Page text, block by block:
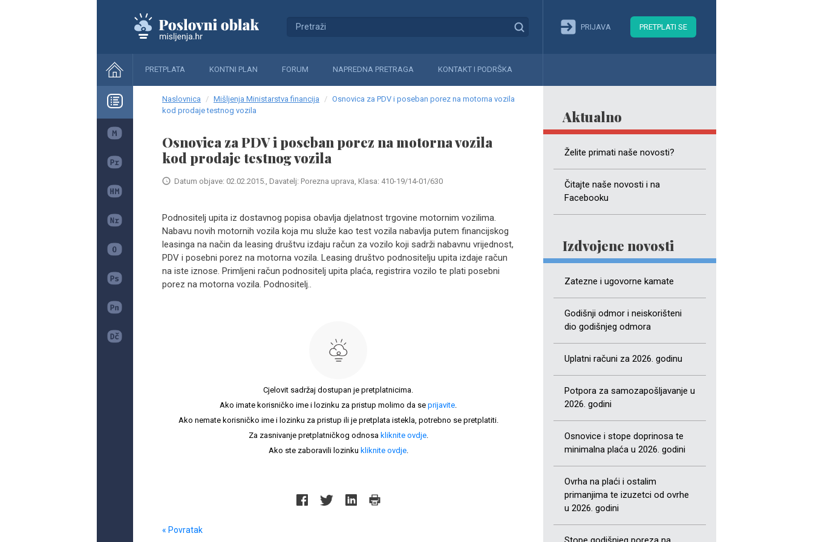
PRIJAVA PRETPLATI SE
PRETPLATA KONTNI PLAN FORUM NAPREDNA PRETRAGA KONTAKT I PODRŠKA
Aktualno
Želite primati naše novosti?
Čitajte naše novosti i na
Facebooku
Izdvojene novosti
Zatezne i ugovorne kamate
Godišnji odmor i neiskorišteni
dio godišnjeg odmora
Uplatni računi za 2026. godinu
Potpora za samozapošljavanje u
2026. godini
Osnovice i stope doprinosa te
minimalna plaća u 2026. godini
Ovrha na plaći i ostalim
primanjima te izuzetci od ovrhe
u 2026. godini
Naslovnica Mišljenja Ministarstva financija
Osnovica za PDV i poseban porez na motorna vozila
kod prodaje testnog vozila
Osnovica za PDV i poseban porez na motorna vozila
kod prodaje testnog vozila
Datum objave: 02.02.2015., Davatelj: Porezna uprava, Klasa: 410-19/14-01/630
Podnositelj upita iz dostavnog popisa obavlja djelatnost trgovine motornim vozilima.
Nabavu novih motornih vozila koja mu služe kao test vozila nabavlja putem financijskog
leasinga na način da leasing društvu izdaju račun za vozilo koji sadrži nabavnu vrijednost,
PDV i posebni porez na motorna vozila. Leasing društvo podnositelju upita izdaje račun
na iste iznose. Primljeni račun podnositelj upita plaća, registrira vozilo te plati posebni
porez na motorna vozila. Podnositelj..
Cjelovit sadržaj dostupan je pretplatnicima.
Ako imate korisničko ime i lozinku za pristup molimo da se prijavite.
Ako nemate korisničko ime i lozinku za pristup ili je pretplata istekla, potrebno se pretplatiti.
Za zasnivanje pretplatničkog odnosa kliknite ovdje.
Ako ste zaboravili lozinku kliknite ovdje.
« Povratak